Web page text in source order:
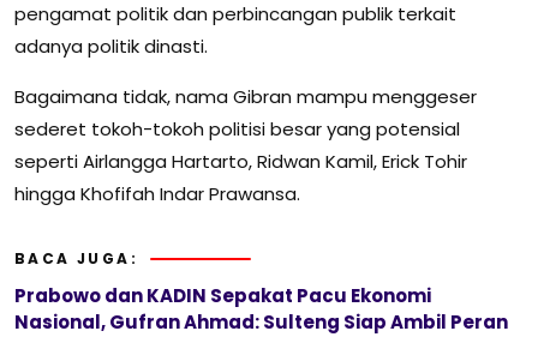
pengamat politik dan perbincangan publik terkait
adanya politik dinasti.
Bagaimana tidak, nama Gibran mampu menggeser
sederet tokoh-tokoh politisi besar yang potensial
seperti Airlangga Hartarto, Ridwan Kamil, Erick Tohir
hingga Khofifah Indar Prawansa.
BACA JUGA:
Prabowo dan KADIN Sepakat Pacu Ekonomi
Nasional, Gufran Ahmad: Sulteng Siap Ambil Peran